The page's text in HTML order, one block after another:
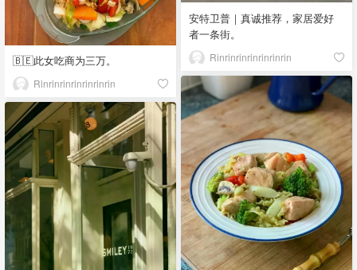
安特卫普｜真诚推荐，家居爱好
者一条街。
Rinrinrinrinrinrinrin
🇧🇪此女吃商为三万。
Rinrinrinrinrinrinrin